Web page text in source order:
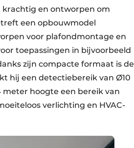
krachtig en ontworpen om
een opbouwmodel
voor plafondmontage en
toepassingen in bijvoorbeeld
zijn compacte formaat is de
hij een detectiebereik van Ø10
meter hoogte een bereik van
verlichting en HVAC-